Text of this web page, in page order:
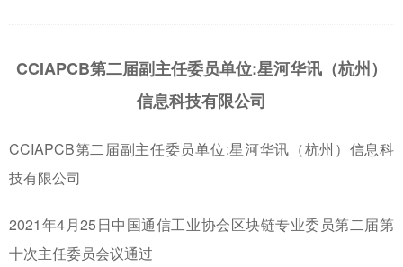
CCIAPCB第二届副主任委员单位:星河华讯（杭州）
信息科技有限公司
CCIAPCB第二届副主任委员单位:星河华讯（杭州）信息科
技有限公司
2021年4月25日中国通信工业协会区块链专业委员第二届第
十次主任委员会议通过